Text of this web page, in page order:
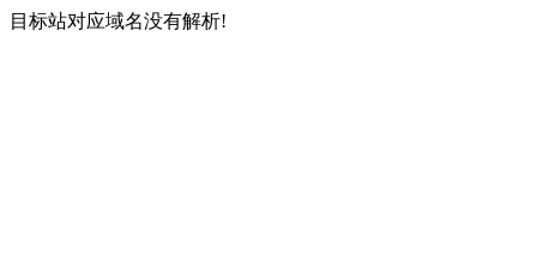
目标站对应域名没有解析!